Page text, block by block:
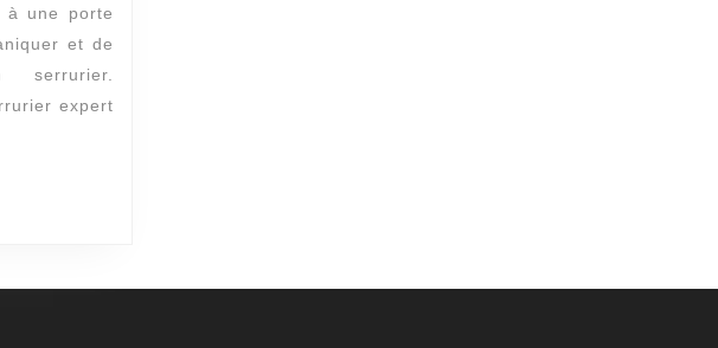
à une porte
et de
serrurier.
expert